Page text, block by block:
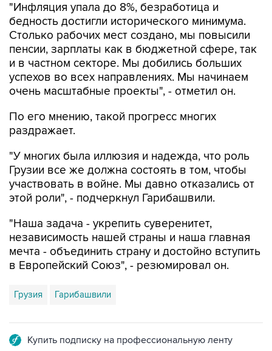
"Инфляция упала до 8%, безработица и
бедность достигли исторического минимума.
Столько рабочих мест создано, мы повысили
пенсии, зарплаты как в бюджетной сфере, так
и в частном секторе. Мы добились больших
успехов во всех направлениях. Мы начинаем
очень масштабные проекты", - отметил он.
По его мнению, такой прогресс многих
раздражает.
"У многих была иллюзия и надежда, что роль
Грузии все же должна состоять в том, чтобы
участвовать в войне. Мы давно отказались от
этой роли", - подчеркнул Гарибашвили.
"Наша задача - укрепить суверенитет,
независимость нашей страны и наша главная
мечта - объединить страну и достойно вступить
в Европейский Союз", - резюмировал он.
Грузия Гарибашвили
Купить подписку на профессиональную ленту